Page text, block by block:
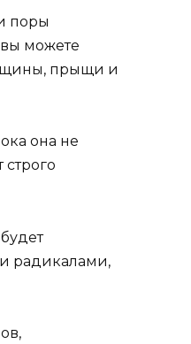
поры
вы можете
прыщи и
она не
радикалами,